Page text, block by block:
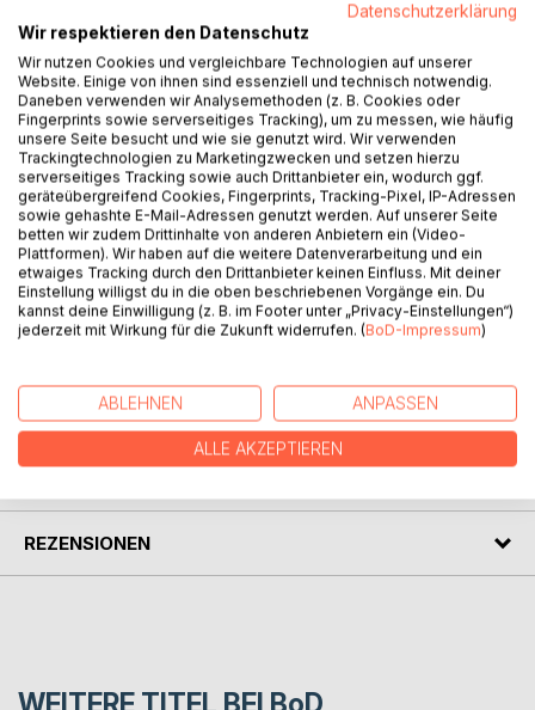
Kommunikation mit sich selbst und anderen Menschen, wie
ein Puzzle zusammenpassen. Und das kannst du erlernen.
Dieser persönliche Methodenkoffer enthält 17 erprobte
Methoden, für den Körper, für die Gedanken, für die
Gefühle, für die Planung und die Kommunikation. Jede
Methode wirkt für sich. Wenn du sie miteinander
kombinierst, wird die Wirkung stärker, die Leichtigkeit wird
spürbarer, du wirst präsenter und fokussierter im Alltag.
Alles ist kurz, verständlich und sofort umsetzbar, für jeden
Moment, überall, ganz ohne zusätzlichen Aufwand.
Ich bin sicher, dass du darin etwas findest, das dir gut tut.
AUTOR/IN
REZENSIONEN
Datenschutzerklärung
Wir respektieren den Datenschutz
Wir nutzen Cookies und vergleichbare Technologien auf unserer
Website. Einige von ihnen sind essenziell und technisch notwendig.
Daneben verwenden wir Analysemethoden (z. B. Cookies oder
Fingerprints sowie serverseitiges Tracking), um zu messen, wie häufig
unsere Seite besucht und wie sie genutzt wird. Wir verwenden
Trackingtechnologien zu Marketingzwecken und setzen hierzu
serverseitiges Tracking sowie auch Drittanbieter ein, wodurch ggf.
geräteübergreifend Cookies, Fingerprints, Tracking-Pixel, IP-Adressen
sowie gehashte E-Mail-Adressen genutzt werden. Auf unserer Seite
betten wir zudem Drittinhalte von anderen Anbietern ein (Video-
Plattformen). Wir haben auf die weitere Datenverarbeitung und ein
etwaiges Tracking durch den Drittanbieter keinen Einfluss. Mit deiner
Einstellung willigst du in die oben beschriebenen Vorgänge ein. Du
kannst deine Einwilligung (z. B. im Footer unter „Privacy-Einstellungen“)
jederzeit mit Wirkung für die Zukunft widerrufen. (BoD-Impressum)
ABLEHNEN ANPASSEN
ALLE AKZEPTIEREN